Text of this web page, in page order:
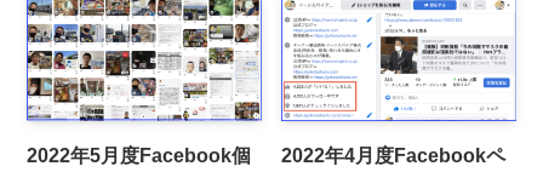
2022年5月度Facebook個
2022年4月度Facebookペ